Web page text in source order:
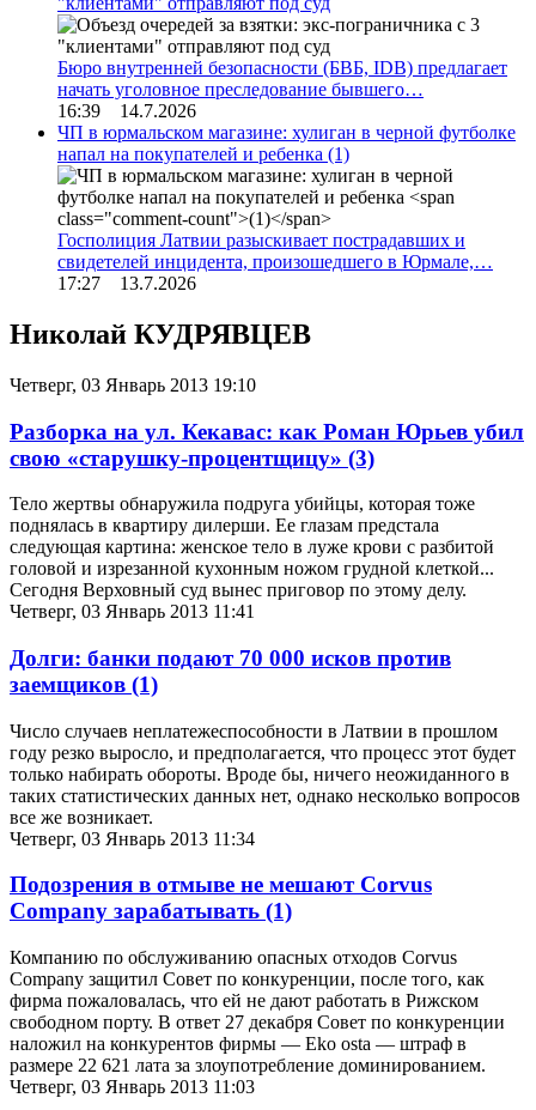
Бюро внутренней безопасности (БВБ, IDB) предлагает
начать уголовное преследование бывшего…
16:39 14.7.2026
ЧП в юрмальском магазине: хулиган в черной футболке
напал на покупателей и ребенка (1)
Госполиция Латвии разыскивает пострадавших и
свидетелей инцидента, произошедшего в Юрмале,…
17:27 13.7.2026
Николай КУДРЯВЦЕВ
Четверг, 03 Январь 2013 19:10
Разборка на ул. Кекавас: как Роман Юрьев убил
свою «старушку-процентщицу» (3)
Тело жертвы обнаружила подруга убийцы, которая тоже
поднялась в квартиру дилерши. Ее глазам предстала
следующая картина: женское тело в луже крови с разбитой
головой и изрезанной кухонным ножом грудной клеткой...
Сегодня Верховный суд вынес приговор по этому делу.
Четверг, 03 Январь 2013 11:41
Долги: банки подают 70 000 исков против
заемщиков (1)
Число случаев неплатежеспособности в Латвии в прошлом
году резко выросло, и предполагается, что процесс этот будет
только набирать обороты. Вроде бы, ничего неожиданного в
таких статистических данных нет, однако несколько вопросов
все же возникает.
Четверг, 03 Январь 2013 11:34
Подозрения в отмыве не мешают Corvus
Company зарабатывать (1)
Компанию по обслуживанию опасных отходов Corvus
Company защитил Совет по конкуренции, после того, как
фирма пожаловалась, что ей не дают работать в Рижском
свободном порту. В ответ 27 декабря Совет по конкуренции
наложил на конкурентов фирмы — Eko osta — штраф в
размере 22 621 лата за злоупотребление доминированием.
Четверг, 03 Январь 2013 11:03